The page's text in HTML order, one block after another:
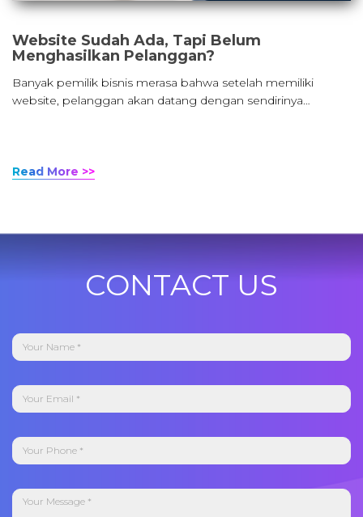
Website Sudah Ada, Tapi Belum
Menghasilkan Pelanggan?
Banyak pemilik bisnis merasa bahwa setelah memiliki
website, pelanggan akan datang dengan sendirinya…
Read More >>
CONTACT US